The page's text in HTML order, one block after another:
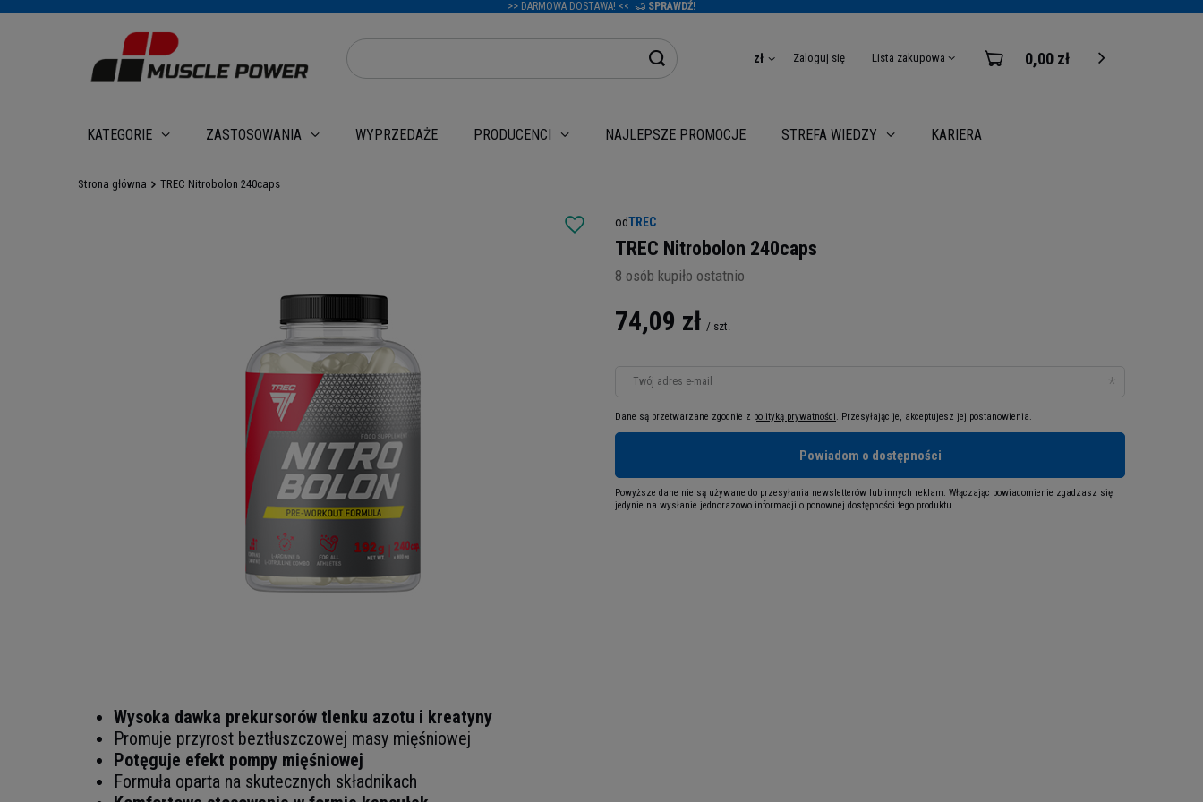
>> DARMOWA DOSTAWA! << SPRAWDŹ!
zł Zaloguj się Lista zakupowa 0,00 zł
KATEGORIE ZASTOSOWANIA WYPRZEDAŻE PRODUCENCI NAJLEPSZE PROMOCJE STREFA WIEDZY KARIERA
Strona główna TREC Nitrobolon 240caps
odTREC
TREC Nitrobolon 240caps
8 osób kupiło ostatnio
74,09 zł / szt.
Twój adres e-mail
Dane są przetwarzane zgodnie z polityką prywatności. Przesyłając je, akceptujesz jej postanowienia.
Powiadom o dostępności
Powyższe dane nie są używane do przesyłania newsletterów lub innych reklam. Włączając powiadomienie zgadzasz się
jedynie na wysłanie jednorazowo informacji o ponownej dostępności tego produktu.
Wysoka dawka prekursorów tlenku azotu i kreatyny
Promuje przyrost beztłuszczowej masy mięśniowej
Potęguje efekt pompy mięśniowej
Formuła oparta na skutecznych składnikach